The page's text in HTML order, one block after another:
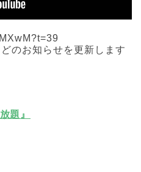
のお知らせを更新します
題』